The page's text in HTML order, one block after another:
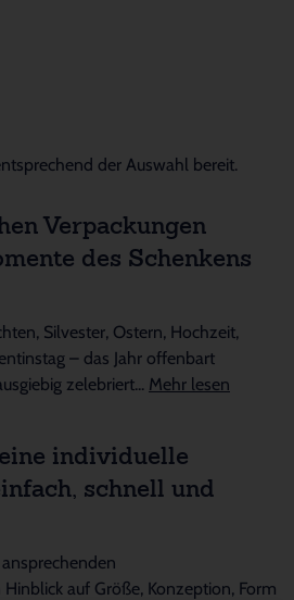
der Auswahl bereit.
Verpackungen
des Schenkens
Silvester, Ostern, Hochzeit,
– das Jahr offenbart
zelebriert... Mehr lesen
individuelle
schnell und
auf Größe, Konzeption, Form